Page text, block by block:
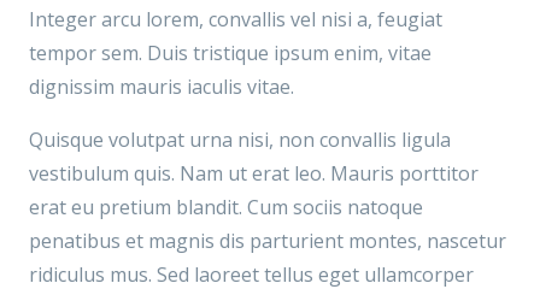
Integer arcu lorem, convallis vel nisi a, feugiat
tempor sem. Duis tristique ipsum enim, vitae
dignissim mauris iaculis vitae.
Quisque volutpat urna nisi, non convallis ligula
vestibulum quis. Nam ut erat leo. Mauris porttitor
erat eu pretium blandit. Cum sociis natoque
penatibus et magnis dis parturient montes, nascetur
ridiculus mus. Sed laoreet tellus eget ullamcorper